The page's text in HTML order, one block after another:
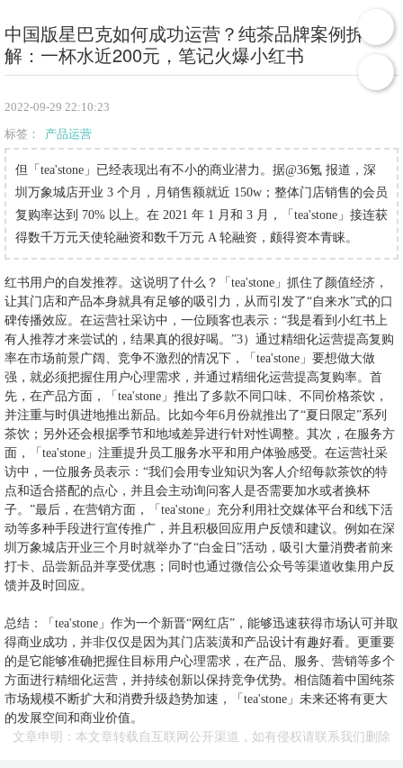
中国版星巴克如何成功运营？纯茶品牌案例拆
解：一杯水近200元，笔记火爆小红书
2022-09-29 22:10:23
标签： 产品运营
但「tea'stone」已经表现出有不小的商业潜力。据@36氪 报道，深
圳万象城店开业 3 个月，月销售额就近 150w；整体门店销售的会员
复购率达到 70% 以上。在 2021 年 1 月和 3 月，「tea'stone」接连获
得数千万元天使轮融资和数千万元 A 轮融资，颇得资本青睐。
红书用户的自发推荐。这说明了什么？「tea'stone」抓住了颜值经济，
让其门店和产品本身就具有足够的吸引力，从而引发了“自来水”式的口
碑传播效应。在运营社采访中，一位顾客也表示：“我是看到小红书上
有人推荐才来尝试的，结果真的很好喝。”3）通过精细化运营提高复购
率在市场前景广阔、竞争不激烈的情况下，「tea'stone」要想做大做
强，就必须把握住用户心理需求，并通过精细化运营提高复购率。首
先，在产品方面，「tea'stone」推出了多款不同口味、不同价格茶饮，
并注重与时俱进地推出新品。比如今年6月份就推出了“夏日限定”系列
茶饮；另外还会根据季节和地域差异进行针对性调整。其次，在服务方
面，「tea'stone」注重提升员工服务水平和用户体验感受。在运营社采
访中，一位服务员表示：“我们会用专业知识为客人介绍每款茶饮的特
点和适合搭配的点心，并且会主动询问客人是否需要加水或者换杯
子。”最后，在营销方面，「tea'stone」充分利用社交媒体平台和线下活
动等多种手段进行宣传推广，并且积极回应用户反馈和建议。例如在深
圳万象城店开业三个月时就举办了“白金日”活动，吸引大量消费者前来
打卡、品尝新品并享受优惠；同时也通过微信公众号等渠道收集用户反
馈并及时回应。
总结：「tea'stone」作为一个新晋“网红店”，能够迅速获得市场认可并取
得商业成功，并非仅仅是因为其门店装潢和产品设计有趣好看。更重要
的是它能够准确把握住目标用户心理需求，在产品、服务、营销等多个
方面进行精细化运营，并持续创新以保持竞争优势。相信随着中国纯茶
市场规模不断扩大和消费升级趋势加速，「tea'stone」未来还将有更大
的发展空间和商业价值。
文章申明：本文章转载自互联网公开渠道，如有侵权请联系我们删除